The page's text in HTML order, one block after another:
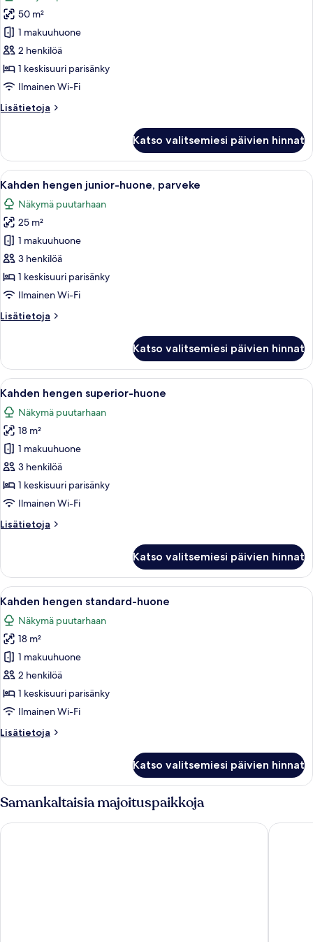
Neljän
hengen
seniorihuone
kuvat
50 m²
1 makuuhuone
2 henkilöä
1 keskisuuri parisänky
Ilmainen Wi-Fi
Lisätietoja
Lisätietoja
seniorihuone
Katso valitsemiesi päivien hinnat
Avaa
kaikki
huonetyypin
Kahden
hengen
junior-
huone,
parveke
Kahden hengen junior-huone,
3
Kahden hengen junior-huone, parveke
Näkymä puutarhaan
25 m²
1 makuuhuone
3 henkilöä
1 keskisuuri parisänky
Ilmainen Wi-Fi
Lisätietoja
Lisätietoja
junior-
huone,
parveke
Katso valitsemiesi päivien hinnat
Avaa
kaikki
huonetyypin
Kahden
hengen
superior-
huone
kuvat
Kahden hengen superior-huone |
1
Kahden hengen superior-huone
Näkymä puutarhaan
18 m²
1 makuuhuone
3 henkilöä
1 keskisuuri parisänky
Ilmainen Wi-Fi
Lisätietoja
Lisätietoja
superior-
huone
Katso valitsemiesi päivien hinnat
Avaa
kaikki
huonetyypin
Kahden
hengen
standard-
huone
kuvat
Kahden hengen standard-huone |
1
Kahden hengen standard-huone
Näkymä puutarhaan
18 m²
1 makuuhuone
2 henkilöä
1 keskisuuri parisänky
Ilmainen Wi-Fi
Lisätietoja
Lisätietoja
standard-
huone
Katso valitsemiesi päivien hinnat
Samankaltaisia majoituspaikkoja
Zoco Riad Palais